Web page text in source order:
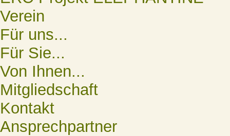
Verein
Für uns...
Für Sie...
Von Ihnen...
Mitgliedschaft
Kontakt
Ansprechpartner